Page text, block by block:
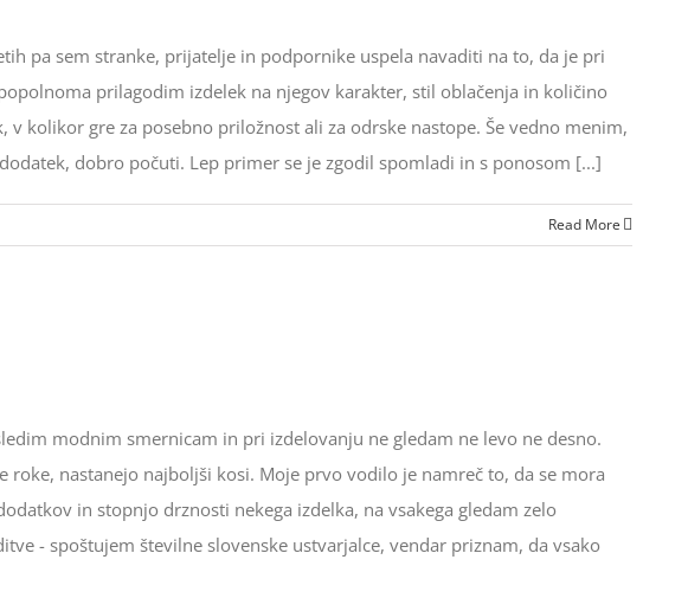
pa sem stranke, prijatelje in podpornike uspela navaditi na to, da je pri
prilagodim izdelek na njegov karakter, stil oblačenja in količino
kolikor gre za posebno priložnost ali za odrske nastope. Še vedno menim,
dobro počuti. Lep primer se je zgodil spomladi in s ponosom [...]
Read More
modnim smernicam in pri izdelovanju ne gledam ne levo ne desno.
nastanejo najboljši kosi. Moje prvo vodilo je namreč to, da se mora
in stopnjo drznosti nekega izdelka, na vsakega gledam zelo
- spoštujem številne slovenske ustvarjalce, vendar priznam, da vsako